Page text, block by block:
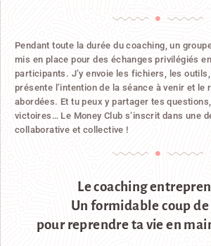
Pendant toute la durée du coaching, un
mis en place pour des échanges privilégiés
participants. J’y envoie les fichiers, les
présente l’intention de la séance à venir et le
abordées. Et tu peux y partager tes
victoires… Le Money Club s’inscrit dans une
collaborative et collective !
Le coaching
Un formidable coup
pour reprendre ta vie en